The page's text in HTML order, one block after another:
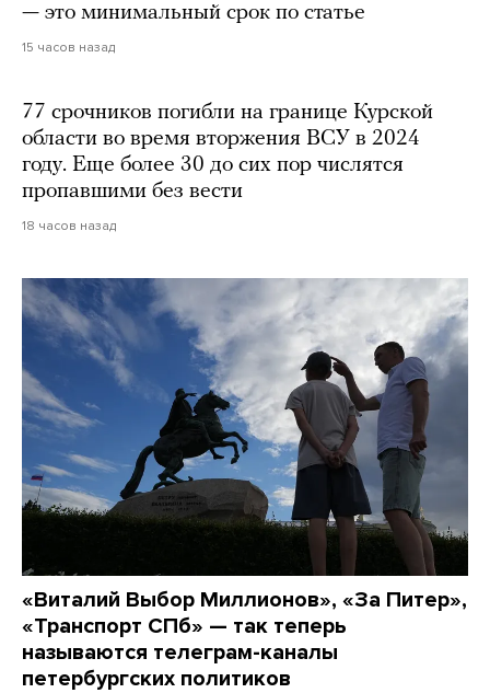
— это минимальный срок по статье
15 часов назад
77 срочников погибли на границе Курской
области во время вторжения ВСУ в 2024
году. Еще более 30 до сих пор числятся
пропавшими без вести
18 часов назад
«Виталий Выбор Миллионов», «За Питер»,
«Транспорт СПб» — так теперь
называются телеграм-каналы
петербургских политиков